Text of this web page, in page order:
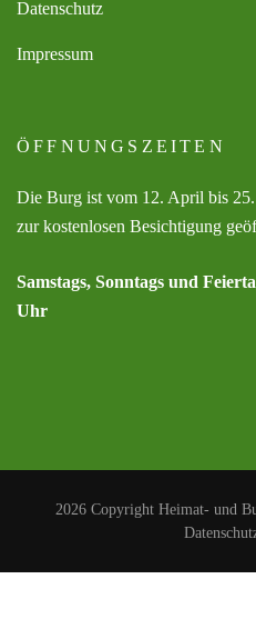
Datenschutz
Impressum
ÖFFNUNGSZEITEN
Die Burg ist vom 12. April bis
zur kostenlosen Besichtigung
Samstags, Sonntags und
Uhr
2026 Copyright Heimat- und